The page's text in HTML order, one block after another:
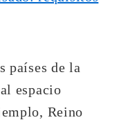
países de la
espacio
Reino